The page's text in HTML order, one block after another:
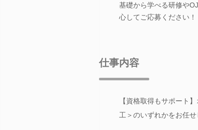
基礎から学べる研修や
心してご応募ください！
仕事内容
【資格取得もサポート
工＞のいずれかをお任